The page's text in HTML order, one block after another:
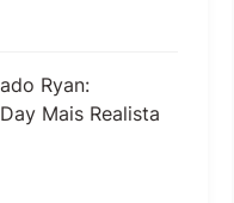
Ryan:
Mais Realista